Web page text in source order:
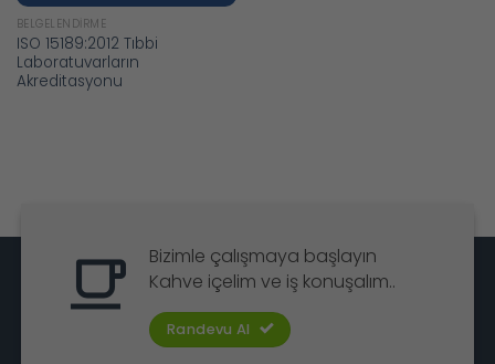
BELGELENDIRME
ISO 15189:2012 Tıbbi
Laboratuvarların
Akreditasyonu
Bizimle çalışmaya başlayın
Kahve içelim ve iş konuşalım..
Randevu Al